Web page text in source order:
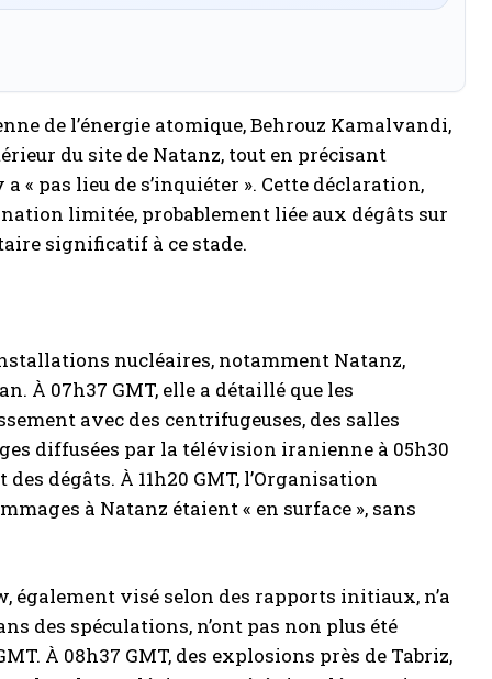
de l’énergie atomique, Behrouz Kamalvandi,
du site de Natanz, tout en précisant
« pas lieu de s’inquiéter ». Cette déclaration,
limitée, probablement liée aux dégâts sur
significatif à ce stade.
nucléaires, notamment Natanz,
À 07h37 GMT, elle a détaillé que les
avec des centrifugeuses, des salles
diffusées par la télévision iranienne à 05h30
dégâts. À 11h20 GMT, l’Organisation
à Natanz étaient « en surface », sans
également visé selon des rapports initiaux, n’a
des spéculations, n’ont pas non plus été
À 08h37 GMT, des explosions près de Tabriz,